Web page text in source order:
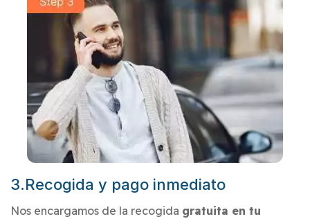
3.Recogida y pago inmediato
Nos encargamos de la recogida gratuita en tu